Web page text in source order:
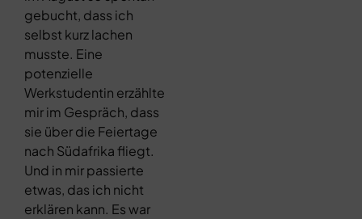
gebucht, dass ich
selbst kurz lachen
musste. Eine
potenzielle
Werkstudentin erzählte
mir im Gespräch, dass
sie über die Feiertage
nach Südafrika fliegt.
Und in mir passierte
etwas, das ich nicht
erklären kann. Es war